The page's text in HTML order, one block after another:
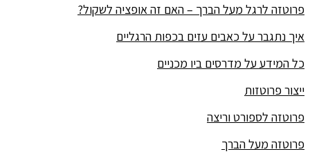
פרוטזה לרגל מעל הברך – האם זה אופציה לשקול?
איך נתגבר על כאבים עזים בכפות הרגליים
כל המידע על מדרסים ביו מכניים
ייצור פרוטזות
פרוטזה לספורט וריצה
פרוטזה מעל הברך